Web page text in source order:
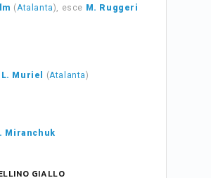
(Atalanta), esce M. Ruggeri
L. Muriel (Atalanta)
Miranchuk
GIALLO